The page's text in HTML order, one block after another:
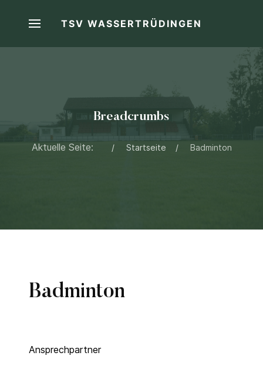
TSV WASSERTRÜDINGEN
Breadcrumbs
Aktuelle Seite: Startseite Badminton
Badminton
Ansprechpartner